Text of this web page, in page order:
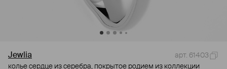
Jewlia
арт. 61403
колье сердце из серебра, покрытое родием из коллекции